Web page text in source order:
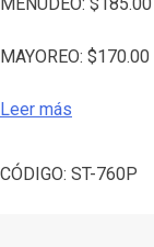
MAYOREO: $170.00
Leer más
CÓDIGO: ST-760P